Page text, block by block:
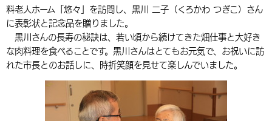
言語を選択
英語（English）
中国語（繁体字） 韓国語（한국어）
組織案内
税金 住宅・インフラ
環境・衛生 生涯学習・スポーツ・人権
選挙 外国人の方向け情報
農林水産業
都市整備
施設情報
手当・助成 健康・医療
相談・支援・情報 計画・施策
観光・移住
観光なび スポットを探す
遊ぶ・体験する グルメ・食べる
買う・おみやげ 四季のイベント・祭り
市政情報
中津市について 市役所の紹介
地方創生・地域活性化
料老人ホーム「悠々」を訪問し、黒川 二子（くろかわ つぎこ）さん
に表彰状と記念品を贈りました。
黒川さんの長寿の秘訣は、若い頃から続けてきた畑仕事と大好き
な肉料理を食べることです。黒川さんはとてもお元気で、お祝いに訪
れた市長とのお話しに、時折笑顔を見せて楽しんでいました。